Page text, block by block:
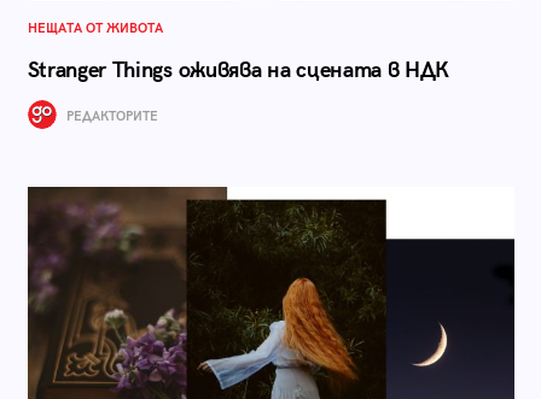
НЕЩАТА ОТ ЖИВОТА
Stranger Things оживява на сцената в НДК
РЕДАКТОРИТЕ